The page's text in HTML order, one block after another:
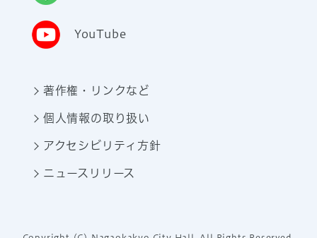
YouTube
著作権・リンクなど
個人情報の取り扱い
アクセシビリティ方針
ニュースリリース